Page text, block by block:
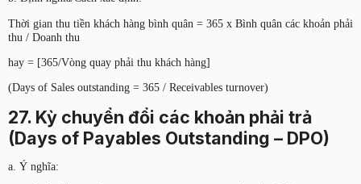
Thời gian thu tiền khách hàng bình quân = 365 x Bình quân các khoản phải
thu / Doanh thu
hay = [365/Vòng quay phải thu khách hàng]
(Days of Sales outstanding = 365 / Receivables turnover)
27. Kỳ chuyển đổi các khoản phải trả
(Days of Payables Outstanding – DPO)
a. Ý nghĩa: